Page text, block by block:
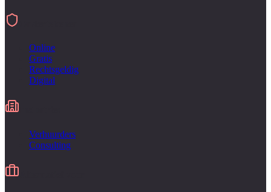
Online
Gratis
Rechtsgeldig
Digital
Verhuurders
Consulting